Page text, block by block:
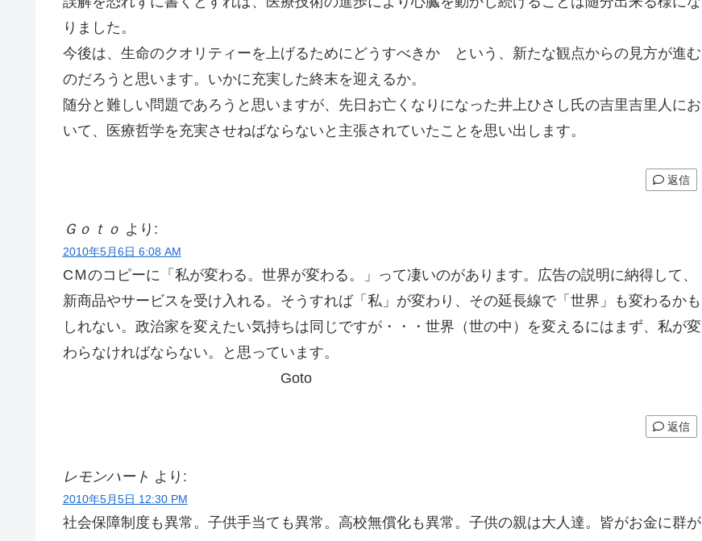
りました。
今後は、生命のクオリティーを上げるためにどうすべきか という、新たな観点からの見方が進む
のだろうと思います。いかに充実した終末を迎えるか。
随分と難しい問題であろうと思いますが、先日お亡くなりになった井上ひさし氏の吉里吉里人にお
いて、医療哲学を充実させねばならないと主張されていたことを思い出します。
返信
Ｇｏｔｏ より:
2010年5月6日 6:08 AM
CＭのコピーに「私が変わる。世界が変わる。」って凄いのがあります。広告の説明に納得して、
新商品やサービスを受け入れる。そうすれば「私」が変わり、その延長線で「世界」も変わるかも
しれない。政治家を変えたい気持ちは同じですが・・・世界（世の中）を変えるにはまず、私が変
わらなければならない。と思っています。
Goto
返信
レモンハート より:
2010年5月5日 12:30 PM
社会保障制度も異常。子供手当ても異常。高校無償化も異常。子供の親は大人達。皆がお金に群が